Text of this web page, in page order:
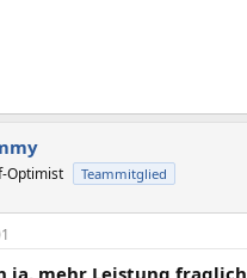
Optimist Teammitglied
ja, mehr Leistung fraglich